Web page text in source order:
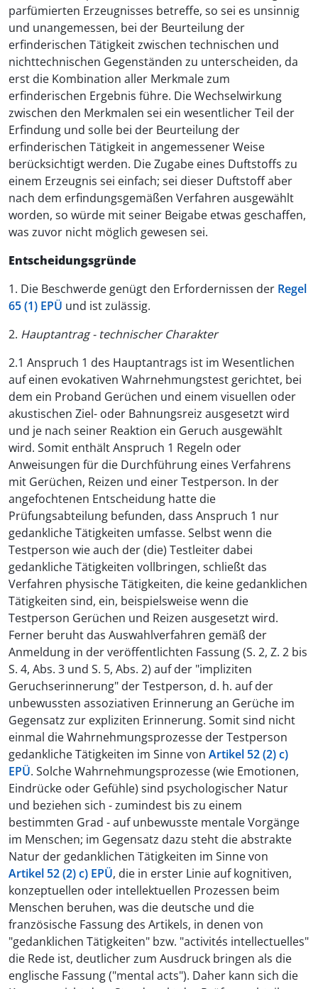
parfümierten Erzeugnisses betreffe, so sei es unsinnig
und unangemessen, bei der Beurteilung der
erfinderischen Tätigkeit zwischen technischen und
nichttechnischen Gegenständen zu unterscheiden, da
erst die Kombination aller Merkmale zum
erfinderischen Ergebnis führe. Die Wechselwirkung
zwischen den Merkmalen sei ein wesentlicher Teil der
Erfindung und solle bei der Beurteilung der
erfinderischen Tätigkeit in angemessener Weise
berücksichtigt werden. Die Zugabe eines Duftstoffs zu
einem Erzeugnis sei einfach; sei dieser Duftstoff aber
nach dem erfindungsgemäßen Verfahren ausgewählt
worden, so würde mit seiner Beigabe etwas geschaffen,
was zuvor nicht möglich gewesen sei.
Entscheidungsgründe
1. Die Beschwerde genügt den Erfordernissen der Regel
65 (1) EPÜ und ist zulässig.
2. Hauptantrag - technischer Charakter
2.1 Anspruch 1 des Hauptantrags ist im Wesentlichen
auf einen evokativen Wahrnehmungstest gerichtet, bei
dem ein Proband Gerüchen und einem visuellen oder
akustischen Ziel- oder Bahnungsreiz ausgesetzt wird
und je nach seiner Reaktion ein Geruch ausgewählt
wird. Somit enthält Anspruch 1 Regeln oder
Anweisungen für die Durchführung eines Verfahrens
mit Gerüchen, Reizen und einer Testperson. In der
angefochtenen Entscheidung hatte die
Prüfungsabteilung befunden, dass Anspruch 1 nur
gedankliche Tätigkeiten umfasse. Selbst wenn die
Testperson wie auch der (die) Testleiter dabei
gedankliche Tätigkeiten vollbringen, schließt das
Verfahren physische Tätigkeiten, die keine gedanklichen
Tätigkeiten sind, ein, beispielsweise wenn die
Testperson Gerüchen und Reizen ausgesetzt wird.
Ferner beruht das Auswahlverfahren gemäß der
Anmeldung in der veröffentlichten Fassung (S. 2, Z. 2 bis
S. 4, Abs. 3 und S. 5, Abs. 2) auf der "impliziten
Geruchserinnerung" der Testperson, d. h. auf der
unbewussten assoziativen Erinnerung an Gerüche im
Gegensatz zur expliziten Erinnerung. Somit sind nicht
einmal die Wahrnehmungsprozesse der Testperson
gedankliche Tätigkeiten im Sinne von Artikel 52 (2) c)
EPÜ. Solche Wahrnehmungsprozesse (wie Emotionen,
Eindrücke oder Gefühle) sind psychologischer Natur
und beziehen sich - zumindest bis zu einem
bestimmten Grad - auf unbewusste mentale Vorgänge
im Menschen; im Gegensatz dazu steht die abstrakte
Natur der gedanklichen Tätigkeiten im Sinne von
Artikel 52 (2) c) EPÜ, die in erster Linie auf kognitiven,
konzeptuellen oder intellektuellen Prozessen beim
Menschen beruhen, was die deutsche und die
französische Fassung des Artikels, in denen von
"gedanklichen Tätigkeiten" bzw. "activités intellectuelles"
die Rede ist, deutlicher zum Ausdruck bringen als die
englische Fassung ("mental acts"). Daher kann sich die